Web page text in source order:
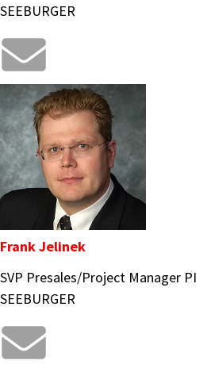
SEEBURGER
Frank Jelinek
SVP Presales/Project Manager PI
SEEBURGER